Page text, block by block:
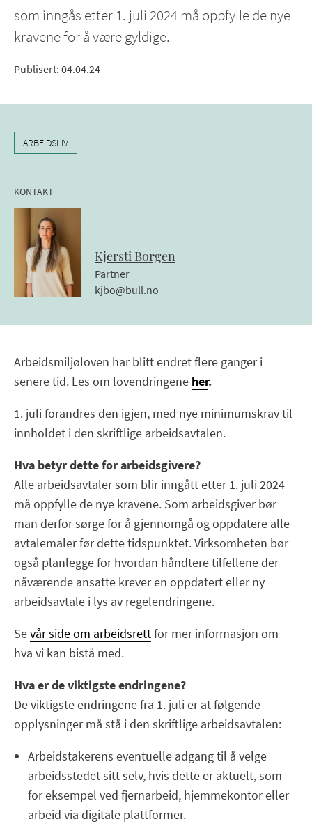
som inngås etter 1. juli 2024 må oppfylle de nye
kravene for å være gyldige.
Publisert: 04.04.24
ARBEIDSLIV
KONTAKT
Kjersti Borgen
Partner
kjbo@bull.no
Arbeidsmiljøloven har blitt endret flere ganger i
senere tid. Les om lovendringene her.
1. juli forandres den igjen, med nye minimumskrav til
innholdet i den skriftlige arbeidsavtalen.
Hva betyr dette for arbeidsgivere?
Alle arbeidsavtaler som blir inngått etter 1. juli 2024
må oppfylle de nye kravene. Som arbeidsgiver bør
man derfor sørge for å gjennomgå og oppdatere alle
avtalemaler før dette tidspunktet. Virksomheten bør
også planlegge for hvordan håndtere tilfellene der
nåværende ansatte krever en oppdatert eller ny
arbeidsavtale i lys av regelendringene.
Sevår side om arbeidsrettfor mer informasjon om
hva vi kan bistå med.
Hva er de viktigste endringene?
De viktigste endringene fra 1. juli er at følgende
opplysninger må stå i den skriftlige arbeidsavtalen:
Arbeidstakerens eventuelle adgang til å velge
arbeidsstedet sitt selv, hvis dette er aktuelt, som
for eksempel ved fjernarbeid, hjemmekontor eller
arbeid via digitale plattformer.